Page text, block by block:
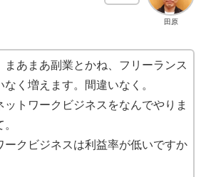
田原
まあまあ副業とかね、フリーランス
なく増えます。間違いなく。
ットワークビジネスをなんでやりま
ークビジネスは利益率が低いですか